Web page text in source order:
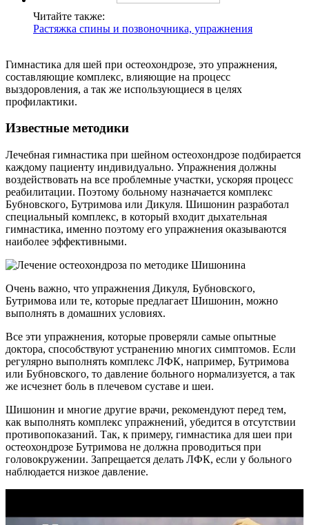
Читайте также:
Растяжка спины и позвоночника, упражнения
Гимнастика для шей при остеохондрозе, это упражнения,
составляющие комплекс, влияющие на процесс
выздоровления, а так же использующиеся в целях
профилактики.
Известные методики
Лечебная гимнастика при шейном остеохондрозе подбирается
каждому пациенту индивидуально. Упражнения должны
воздействовать на все проблемные участки, ускоряя процесс
реабилитации. Поэтому больному назначается комплекс
Бубновского, Бутримова или Дикуля. Шишонин разработал
специальный комплекс, в который входит дыхательная
гимнастика, именно поэтому его упражнения оказываются
наиболее эффективными.
Очень важно, что упражнения Дикуля, Бубновского,
Бутримова или те, которые предлагает Шишонин, можно
выполнять в домашних условиях.
Все эти упражнения, которые проверяли самые опытные
доктора, способствуют устранению многих симптомов. Если
регулярно выполнять комплекс ЛФК, например, Бутримова
или Бубновского, то давление больного нормализуется, а так
же исчезнет боль в плечевом суставе и шеи.
Шишонин и многие другие врачи, рекомендуют перед тем,
как выполнять комплекс упражнений, убедится в отсутствии
противопоказаний. Так, к примеру, гимнастика для шеи при
остеохондрозе Бутримова не должна проводиться при
головокружении. Запрещается делать ЛФК, если у больного
наблюдается низкое давление.